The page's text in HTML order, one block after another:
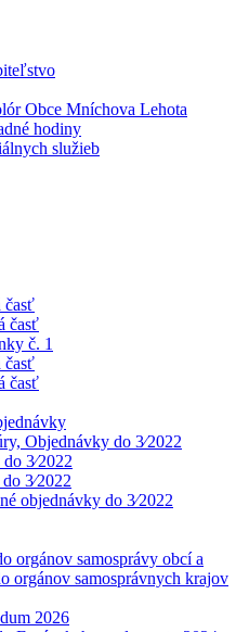
Obce Mníchova Lehota
hodiny
služieb
časť
časť
č. 1
časť
časť
Objednávky do 3⁄2022
3⁄2022
3⁄2022
objednávky do 3⁄2022
orgánov samosprávy obcí a
orgánov samosprávnych krajov
2026